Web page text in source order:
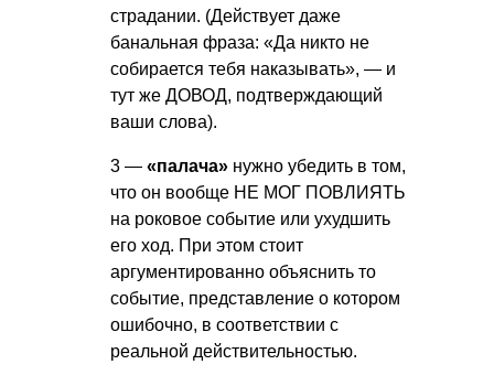
страдании. (Действует даже
банальная фраза: «Да никто не
собирается тебя наказывать», — и
тут же ДОВОД, подтверждающий
ваши слова).
3 — «палача» нужно убедить в том,
что он вообще НЕ МОГ ПОВЛИЯТЬ
на роковое событие или ухудшить
его ход. При этом стоит
аргументированно объяснить то
событие, представление о котором
ошибочно, в соответствии с
реальной действительностью.